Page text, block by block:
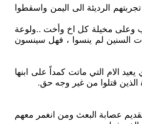
الرديئة الى اليمن واسقطوا
أب وعلى مخيلة كل اخ وأخت ..ولوعة
السنين لم ينسوا ، فهل سينسون
الام التي ماتت كمداً على ابنها
الذين قتلوا من غير وجه حق.
عصابة البعث ومن انغمر معهم